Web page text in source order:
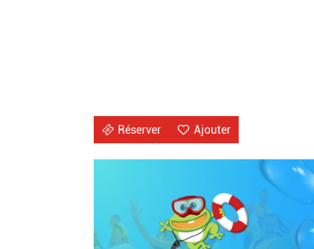
Ajouter
Réserver